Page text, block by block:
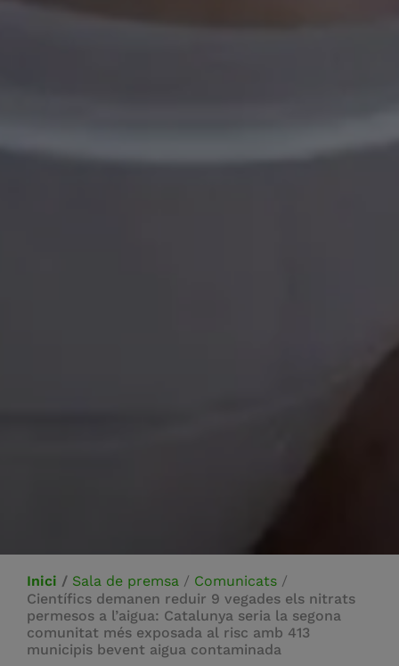
Inici / Sala de premsa / Comunicats /
Científics demanen reduir 9 vegades els nitrats
permesos a l’aigua: Catalunya seria la segona
comunitat més exposada al risc amb 413
municipis bevent aigua contaminada